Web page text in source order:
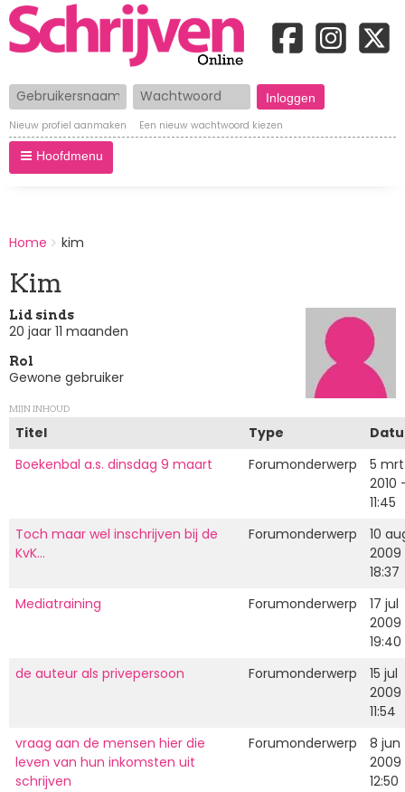
Gebruikersnaam Wachtwoord
Nieuw profiel aanmaken Een nieuw wachtwoord kiezen
Hoofdmenu
BREADCRUMBS
You
here:
Home kim
Kim
Lid sinds
20 jaar 11 maanden
Rol
Gewone gebruiker
MIJN INHOUD
Titel Type
Boekenbal a.s. dinsdag 9 maart
Forumonderwerp
5 mrt
2010
11:45
Toch maar wel inschrijven bij de
KvK...
Forumonderwerp
10
18:37
Mediatraining
Forumonderwerp
17 jul
19:40
de auteur als privepersoon
Forumonderwerp
15 jul
11:54
vraag aan de mensen hier die
leven van hun inkomsten uit
schrijven
Forumonderwerp
8 jun
12:50